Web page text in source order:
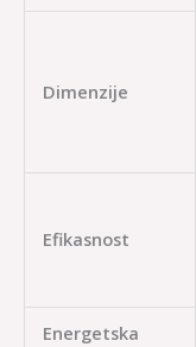
Dimenzije
Efikasnost
Energetska